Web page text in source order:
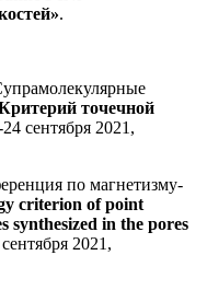
.
точечной
сентября 2021,
по магнетизму-
criterion of point
synthesized in the pores
2021,